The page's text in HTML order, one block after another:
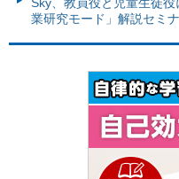
業研究モード」解説セミ